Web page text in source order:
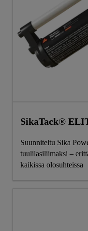
SikaTack®
Suunniteltu Sika
tuulilasiliimaksi –
kaikissa olosuhteissa